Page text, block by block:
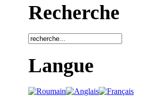
Recherche
Langue